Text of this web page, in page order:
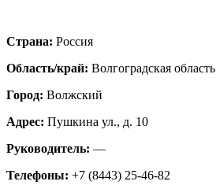
Страна: Россия
Область/край: Волгоградская область
Город: Волжский
Адрес: Пушкина ул., д. 10
Руководитель: —
Телефоны: +7 (8443) 25-46-82